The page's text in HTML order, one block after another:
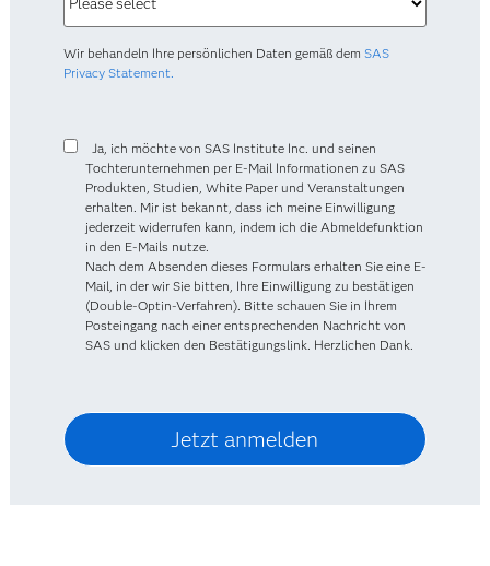
Wir behandeln Ihre persönlichen Daten gemäß dem SAS
Privacy Statement.
Ja, ich möchte von SAS Institute Inc. und seinen
Tochterunternehmen per E-Mail Informationen zu SAS
Produkten, Studien, White Paper und Veranstaltungen
erhalten. Mir ist bekannt, dass ich meine Einwilligung
jederzeit widerrufen kann, indem ich die Abmeldefunktion
in den E-Mails nutze.
Nach dem Absenden dieses Formulars erhalten Sie eine E-
Mail, in der wir Sie bitten, Ihre Einwilligung zu bestätigen
(Double-Optin-Verfahren). Bitte schauen Sie in Ihrem
Posteingang nach einer entsprechenden Nachricht von
SAS und klicken den Bestätigungslink. Herzlichen Dank.